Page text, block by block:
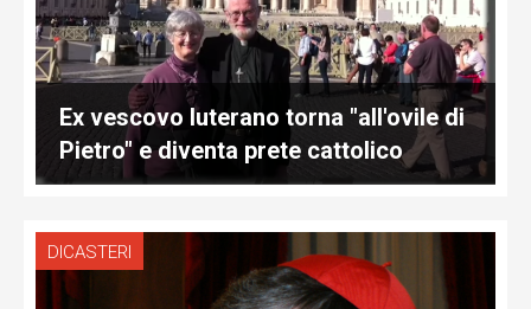
Ex vescovo luterano torna "all'ovile di
Pietro" e diventa prete cattolico
DICASTERI